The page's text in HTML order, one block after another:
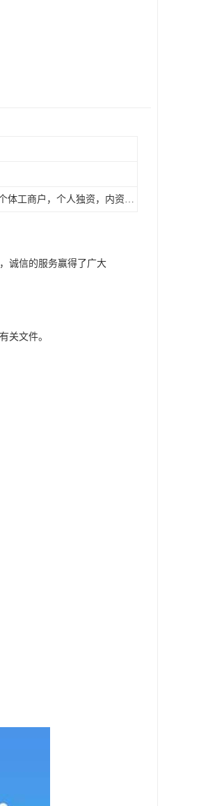
有限责任公司，个体工商户，个人独资，内资，外资
诚信的服务赢得了广大
关文件。